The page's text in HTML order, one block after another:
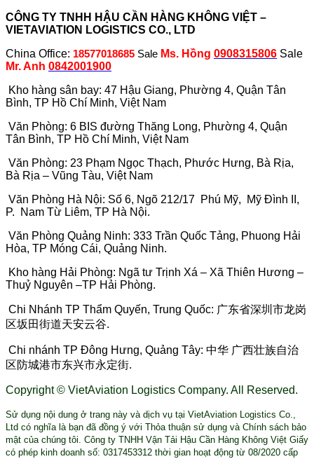
CÔNG TY TNHH HẬU CẦN HÀNG KHÔNG VIỆT –
VIETAVIATION LOGISTICS CO., LTD
China Office: 18577018685 Sale Ms. Hồng 0908315806 Sale
Mr. Anh 0842001900
Kho hàng sân bay: 47 Hậu Giang, Phường 4, Quận Tân
Bình, TP Hồ Chí Minh, Việt Nam
Văn Phòng: 6 BIS đường Thăng Long, Phường 4, Quận
Tân Bình, TP Hồ Chí Minh, Việt Nam
Văn Phòng: 23 Phạm Ngọc Thạch, Phước Hưng, Bà Rịa,
Bà Rịa – Vũng Tàu, Việt Nam
Văn Phòng Hà Nội: Số 6, Ngõ 212/17 Phú Mỹ, Mỹ Đình II,
P. Nam Từ Liêm, TP Hà Nội.
Văn Phòng Quảng Ninh: 333 Trần Quốc Tảng, Phuong Hải
Hòa, TP Móng Cái, Quảng Ninh.
Kho hàng Hải Phòng: Ngã tư Trịnh Xá – Xã Thiên Hương –
Thuỷ Nguyên –TP Hải Phòng.
Chi Nhánh TP Thẩm Quyến, Trung Quốc: 广东省深圳市龙岗
区坂田街道天安云谷.
Chi nhánh TP Đông Hưng, Quảng Tây: 中华 广西壮族自治
区防城港市东兴市永定街.
Copyright © VietAviation Logistics Company. All Reserved.
Sử dụng nội dung ở trang này và dịch vụ tại VietAviation Logistics Co.,
Ltd có nghĩa là bạn đã đồng ý với Thỏa thuận sử dụng và Chính sách bảo
mật của chúng tôi. Công ty TNHH Vận Tải Hậu Cần Hàng Không Việt Giấy
có phép kinh doanh số: 0317453312 thời gian hoạt động từ 08/2020 cấp